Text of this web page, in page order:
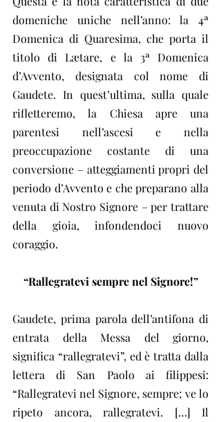
domeniche uniche nell’anno: la 4ª
Domenica di Quaresima, che porta il
titolo di Lætare, e la 3ª Domenica
d’Avvento, designata col nome di
Gaudete. In quest’ultima, sulla quale
rifletteremo, la Chiesa apre una
parentesi nell’ascesi e nella
preoccupazione costante di una
conversione – atteggiamenti propri del
periodo d’Avvento e che preparano alla
venuta di Nostro Signore – per trattare
della gioia, infondendoci nuovo
coraggio.
“Rallegratevi sempre nel Signore!”
Gaudete, prima parola dell’antifona di
entrata della Messa del giorno,
significa “rallegratevi”, ed è tratta dalla
lettera di San Paolo ai filippesi:
“Rallegratevi nel Signore, sempre; ve lo
ripeto ancora, rallegratevi. […] Il